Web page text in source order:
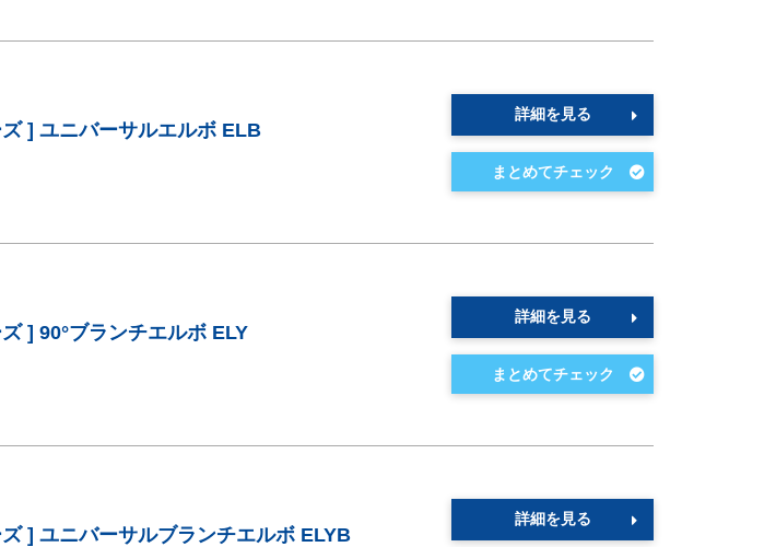
] ユニバーサルエルボ ELB
詳細を見る
] 90°ブランチエルボ ELY
詳細を見る
] ユニバーサルブランチエルボ ELYB
詳細を見る